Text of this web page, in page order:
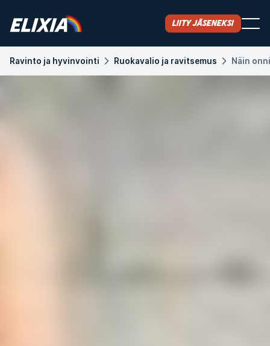
Liity jäseneksi
Ravinto ja hyvinvointi Ruokavalio ja ravitsemus Näin